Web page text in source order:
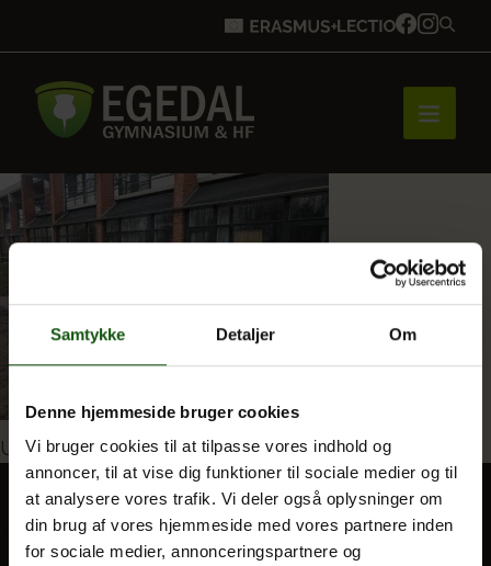
Samtykke Detaljer Om
Denne hjemmeside bruger cookies
Vi bruger cookies til at tilpasse vores indhold og
annoncer, til at vise dig funktioner til sociale medier og til
at analysere vores trafik. Vi deler også oplysninger om
din brug af vores hjemmeside med vores partnere inden
for sociale medier, annonceringspartnere og
Forside
Brobygning
Vores uddannelser
Indlægsnavigation
Udgivet iEndelig tilbage på EG (næsten)
BLIV ELEV